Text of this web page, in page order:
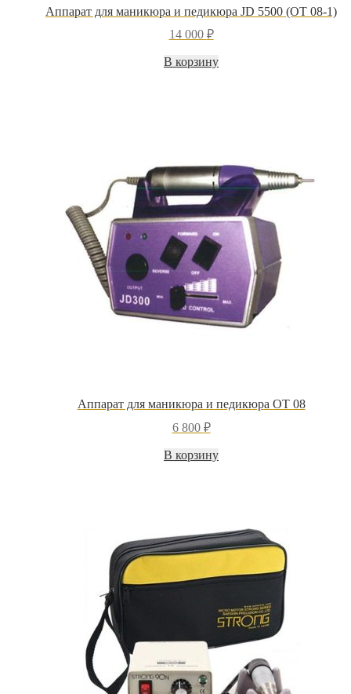
Аппарат для маникюра и педикюра JD 5500 (OT 08-1)
14 000 ₽
В корзину
Аппарат для маникюра и педикюра OT 08
6 800 ₽
В корзину